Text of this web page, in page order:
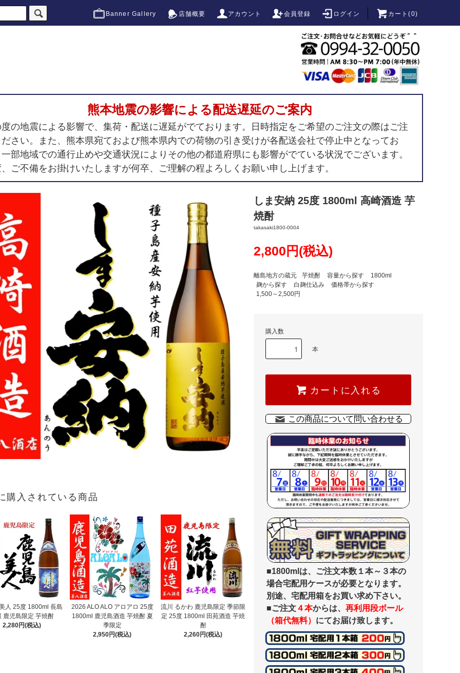
Banner Gallery 店舗概要 アカウント 会員登録 ログイン カート(0)
熊本地震の影響による配送遅延のご案内
の地震による影響で、集荷・配送に遅延がでております。日時指定をご希望のご注文の際はご注
さい。また、熊本県宛ておよび熊本県内での荷物の引き受けが各配送会社で停止中となってお
部地域での通行止めや交通状況によりその他の都道府県にも影響がでている状況でございます。
ご不備をお掛けいたしますが何卒、ご理解の程よろしくお願い申し上げます。
購入されている商品
人 25度 1800ml 長島
鹿児島限定 芋焼酎
2,280円(税込)
2026 ALO ALO アロアロ 25度
1800ml 鹿児島酒造 芋焼酎 夏
季限定
2,950円(税込)
流川 るかわ 鹿児島限定 季節限
定 25度 1800ml 田苑酒造 芋焼
酎
2,260円(税込)
しま安納 25度 1800ml 高崎酒造 芋
焼酎
takasaki1800-0004
2,800円(税込)
離島地方の蔵元 芋焼酎 容量から探す
1800ml
麹から探す
白麹仕込み
価格帯から探す
1,500～2,500円
購入数
本
カートに入れる
この商品について問い合わせる
■1800mlは、ご注文本数１本～３本の
場合宅配用ケースが必要となります。
別途、宅配用箱をお買い求め下さい。
■ご注文４本からは、 再利用段ボール
（箱代無料） にてお届け致します。